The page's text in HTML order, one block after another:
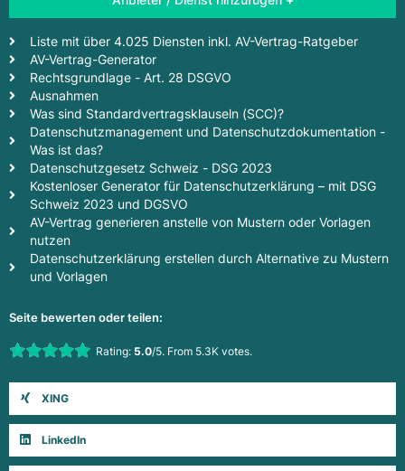
Liste mit über 4.025 Diensten inkl. AV-Vertrag-Ratgeber
AV-Vertrag-Generator
Rechtsgrundlage - Art. 28 DSGVO
Ausnahmen
Was sind Standardvertragsklauseln (SCC)?
Datenschutzmanagement und Datenschutzdokumentation -
Was ist das?
Datenschutzgesetz Schweiz - DSG 2023
Kostenloser Generator für Datenschutzerklärung – mit DSG
Schweiz 2023 und DGSVO
AV-Vertrag generieren anstelle von Mustern oder Vorlagen
nutzen
Datenschutzerklärung erstellen durch Alternative zu Mustern
und Vorlagen
Seite bewerten oder teilen:
Rate this item:Rating: 5.0/5. From 5.3K votes.
XING
LinkedIn